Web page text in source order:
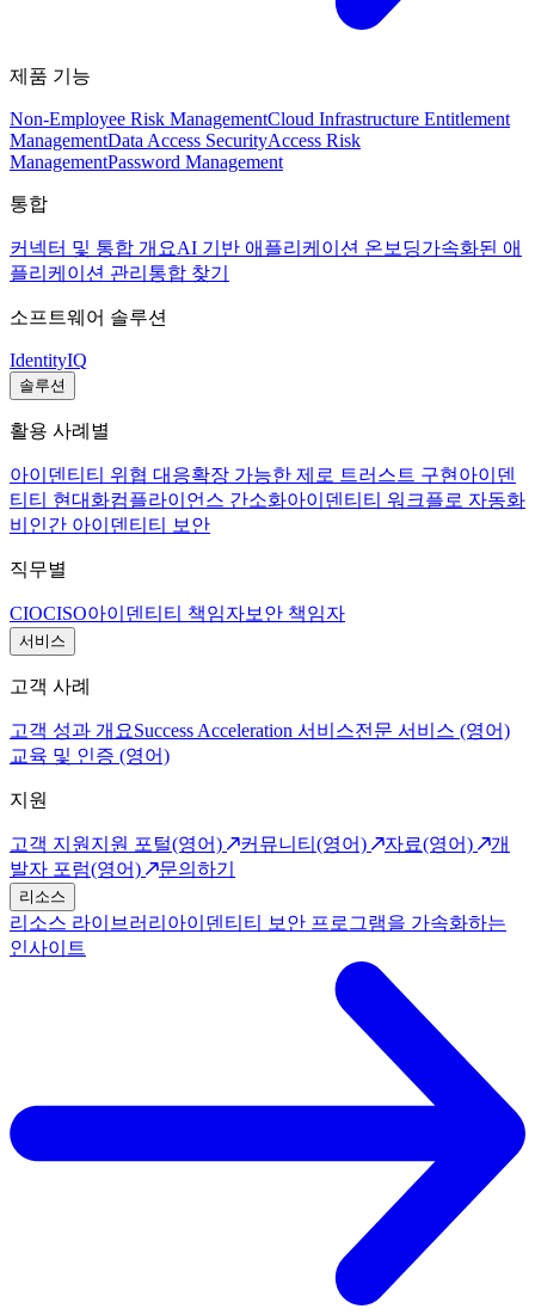
제품 기능
Non-Employee Risk ManagementCloud Infrastructure Entitlement
ManagementData Access SecurityAccess Risk
ManagementPassword Management
통합
커넥터 및 통합 개요AI 기반 애플리케이션 온보딩가속화된 애
플리케이션 관리 통합 찾기
소프트웨어 솔루션
IdentityIQ
솔루션
활용 사례별
아이덴티티 위협 대응확장 가능한 제로 트러스트 구현 아이덴
티티 현대화컴플라이언스 간소화아이덴티티 워크플로 자동화
비인간 아이덴티티 보안
직무별
CIOCISO아이덴티티 책임자보안 책임자
서비스
고객 사례
고객 성과 개요Success Acceleration 서비스전문 서비스 (영어)
교육 및 인증 (영어)
지원
고객 지원 지원 포털(영어) 커뮤니티(영어) 자료(영어)
개
발자 포럼(영어)
문의하기
리소스
리소스 라이브러리 아이덴티티 보안 프로그램을 가속화하는
인사이트